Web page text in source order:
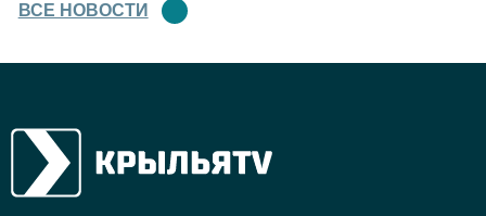
ВСЕ НОВОСТИ